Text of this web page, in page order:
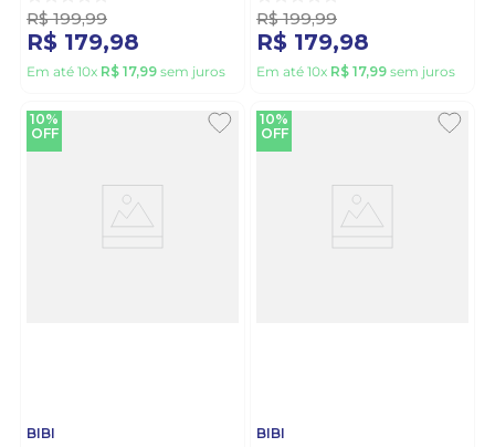
R$ 199,99
R$ 179,98
Em até 10x R$ 17,99 sem juros
R$ 199,99
R$ 179,98
Em até 10x R$ 17,99 sem juros
10%
OFF
BIBI
10%
OFF
BIBI